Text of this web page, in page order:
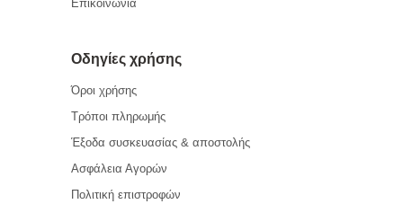
Επικοινωνία
Οδηγίες χρήσης
Όροι χρήσης
Τρόποι πληρωμής
Έξοδα συσκευασίας & αποστολής
Ασφάλεια Αγορών
Πολιτική επιστροφών